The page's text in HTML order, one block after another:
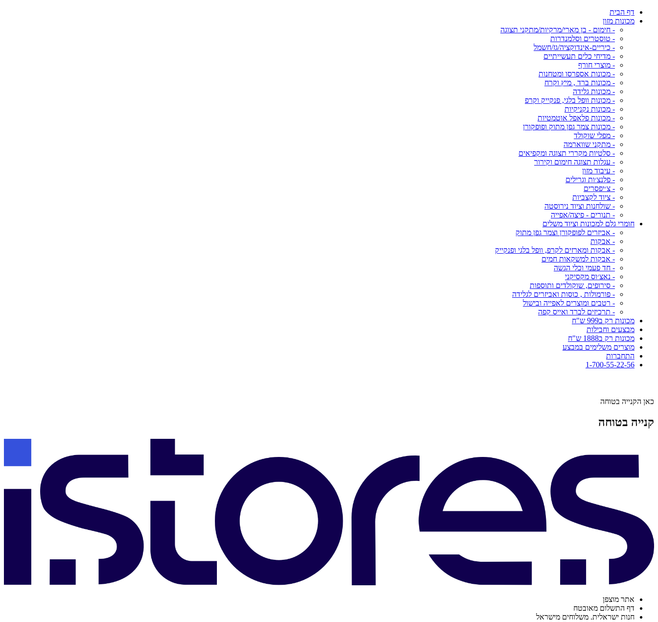
דף הבית
מכונות מזון
- חימום - בן מארי/מרקיות/מתקני תצוגה
- טוסטרים וסלמנדרות
- כיריים-אינדוקציה/גז/חשמל
- מדיחי כלים תעשייתיים
- מוצרי חורף
- מכונות אספרסו ומטחנות
- מכונות ברד , מיץ וקרח
- מכונות גלידה
- מכונות וופל בלגי, פנקייק וקרפ
- מכונות נקניקיות
- מכונות פלאפל אוטמטיות
- מכונות צמר גפן מתוק ופופקורן
- מפלי שוקולד
- מתקני שווארמה
- סלטיות מקררי תצוגה ומקפיאים
- עגלות תצוגה חימום וקירור
- עיבוד מזון
- פלנצ׳ות וגרילים
- צ׳יפסרים
- ציוד לקצביות
- שולחנות וציוד נירוסטה
- תנורים - פיצה/אפייה
חומרי גלם למכונות וציוד משלים
- אביזרים לפופקורן וצמר גפן מתוק
- אבקות
- אבקות ומארזים לקרפ, וופל בלגי ופנקייק
- אבקות למשקאות חמים
- חד פעמי וכלי הגשה
- נאצ׳וס מקסיקני
- סירופים, שוקולדים ותוספות
- פורמולות , כוסות ואביזרים לגלידה
- רטבים ומוצרים לאפייה ובישול
- תרכיזים לברד ואייס קפה
מכונות רק ב999 ש"ח
מבצעים וחבילות
מכונות רק ב1888 ש"ח
מוצרים משלימים במבצע
התחברות
1-700-55-22-56
כאן הקנייה בטוחה
קנייה בטוחה
אתר מוצפן
דף התשלום מאובטח
חנות ישראלית. משלוחים מישראל